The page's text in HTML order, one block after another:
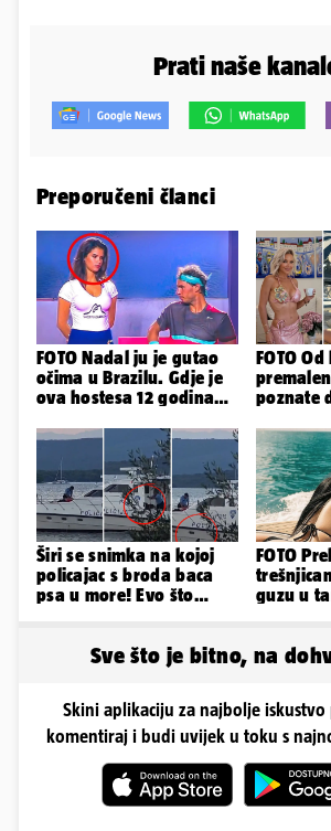
Prati naše
Preporučeni članci
FOTO Nadal ju je gutao
očima u Brazilu. Gdje je
ova hostesa 12 godina
FOTO
poznate
pozirale
Širi se snimka na kojoj
policajac s broda baca
psa u more! Evo što
FOTO
guzu u
Sve što je bitno, na
Skini aplikaciju za najbolje
komentiraj i budi uvijek u toku s